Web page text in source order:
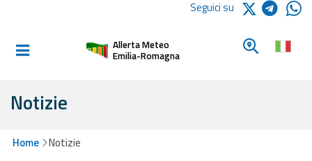
Informati e
Bollettini
Seguici su
Allerta Meteo
Emilia-Romagna
Cerca un
Notizie
Home Notizie